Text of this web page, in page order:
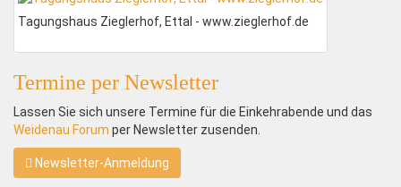
Tagungshaus Zieglerhof, Ettal - www.zieglerhof.de
Termine per Newsletter
Lassen Sie sich unsere Termine für die Einkehrabende und das
Weidenau Forum per Newsletter zusenden.
Newsletter-Anmeldung